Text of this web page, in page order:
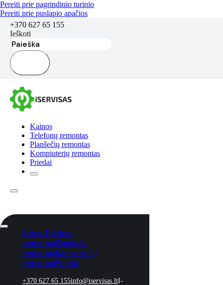
Pereiti prie pagrindinio turinio
Pereiti prie puslapio apačios
+370 627 65 155
Ieškoti
Kainos
Telefonų remontas
Planšečių remontas
Kompiuterių remontas
Priedai
KainosTelefonų
remontasPlanšečių
remontasKompiuterių
remontasPriedai
+370 627 65 155info@iservisas.ltI-